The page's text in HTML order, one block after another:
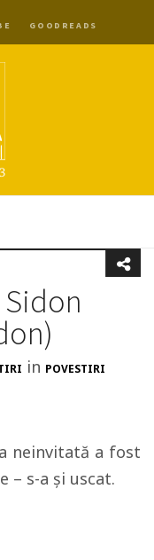
GOODREADS
in POVESTIRI
neinvitată a fost
– s-a şi uscat.